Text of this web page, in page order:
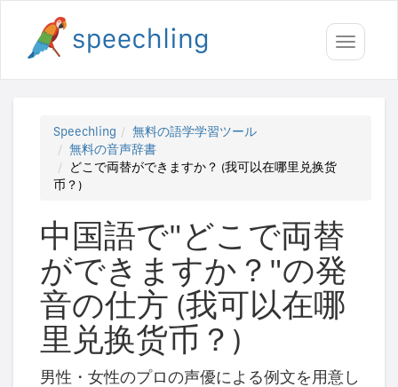
Toggle
Speechling
無料の語学学習ツール
無料の音声辞書
どこで両替ができますか？ (我可以在哪里兑换货
币？)
中国語で"どこで両替
ができますか？"の発
音の仕方 (我可以在哪
里兑换货币？)
男性・女性のプロの声優による例文を用意し